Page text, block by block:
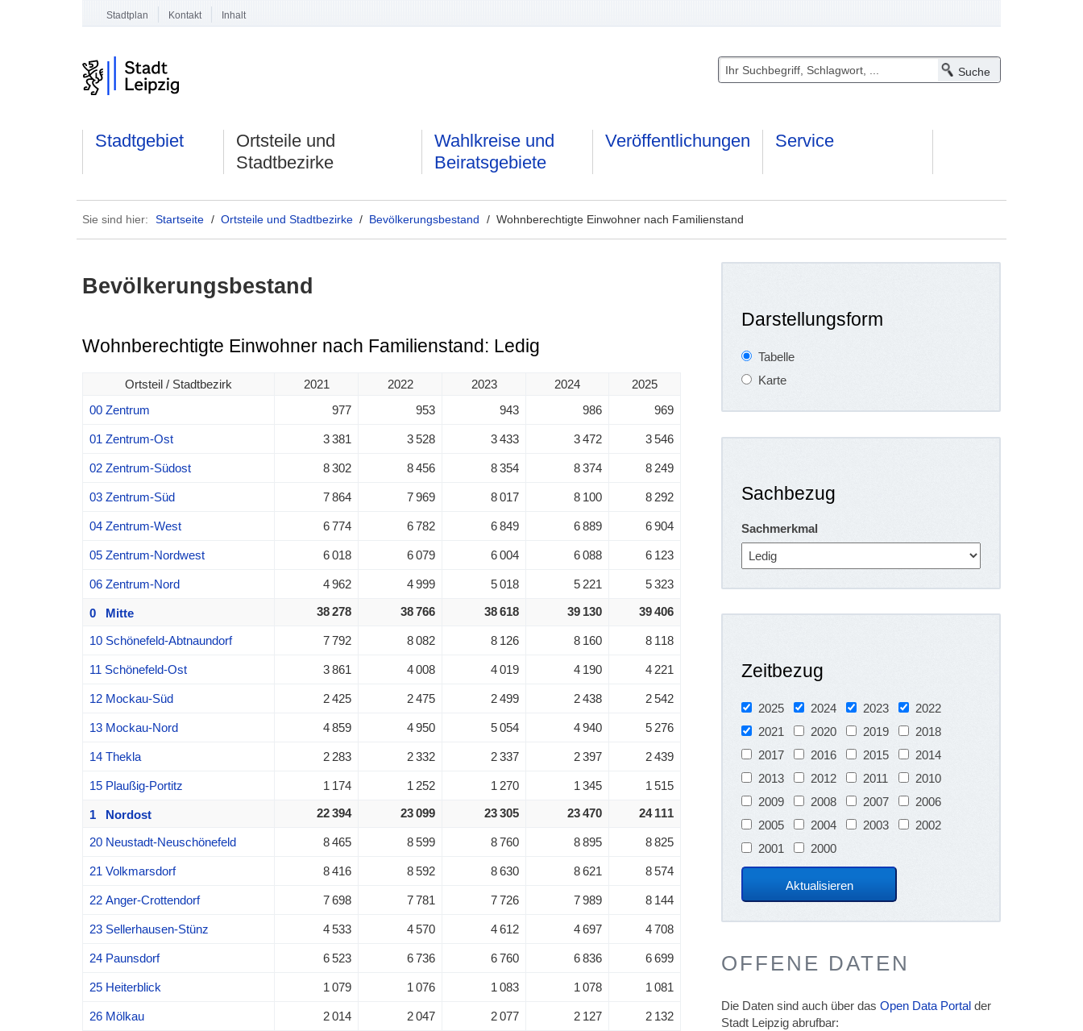
Stadtplan Kontakt Inhalt
Stadtgebiet
Ortsteile und
Stadtbezirke
Wahlkreise und
Beiratsgebiete
Veröffentlichungen Service
Sie sind hier: Startseite / Ortsteile und Stadtbezirke / Bevölkerungsbestand / Wohnberechtigte Einwohner nach Familienstand
Bevölkerungsbestand
Wohnberechtigte Einwohner nach Familienstand: Ledig
Ortsteil / Stadtbezirk 2021 2022 2023 2024
2025
00 Zentrum
977 953 943 986 969
01 Zentrum-Ost 3 381 3 528 3 433 3 472 3 546
02 Zentrum-Südost 8 302 8 456 8 354 8 374 8 249
03 Zentrum-Süd 7 864 7 969 8 017 8 100 8 292
04 Zentrum-West 6 774 6 782 6 849 6 889 6 904
05 Zentrum-Nordwest 6 018 6 079 6 004 6 088 6 123
06 Zentrum-Nord 4 962 4 999 5 018 5 221 5 323
0 Mitte 38 278 38 766 38 618 39 130 39 406
10 Schönefeld-Abtnaundorf 7 792 8 082 8 126 8 160 8 118
11 Schönefeld-Ost 3 861 4 008 4 019 4 190 4 221
12 Mockau-Süd 2 425 2 475 2 499 2 438 2 542
13 Mockau-Nord 4 859 4 950 5 054 4 940 5 276
14 Thekla 2 283 2 332 2 337 2 397 2 439
15 Plaußig-Portitz 1 174 1 252 1 270 1 345 1 515
1 Nordost 22 394 23 099 23 305 23 470 24 111
20 Neustadt-Neuschönefeld 8 465 8 599 8 760 8 895 8 825
21 Volkmarsdorf 8 416 8 592 8 630 8 621 8 574
22 Anger-Crottendorf 7 698 7 781 7 726 7 989 8 144
23 Sellerhausen-Stünz 4 533 4 570 4 612 4 697 4 708
24 Paunsdorf 6 523 6 736 6 760 6 836 6 699
25 Heiterblick 1 079 1 076 1 083 1 078 1 081
26 Mölkau 2 014 2 047 2 077 2 127 2 132
Darstellungsform
Tabelle
Karte
Sachbezug
Sachmerkmal
Zeitbezug
2025 2024 2023
2022
2021
2020 2019
2018
2017
2016 2015
2014
2013
2012 2011
2010
2009
2008 2007
2006
2005
2004 2003
2002
2001
2000
OFFENE DATEN
Die Daten sind auch über dasOpen Data Portal der
Stadt Leipzig abrufbar: